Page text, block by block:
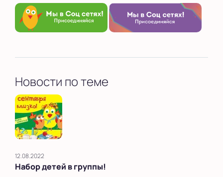
Новости по теме
12.08.2022
Набор детей в группы!